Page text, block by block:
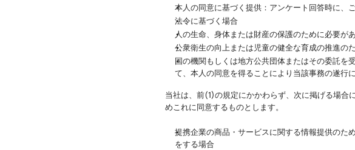
本人の同意に基づく提供：アンケート回答時に、
法令に基づく場合
人の生命、身体または財産の保護のために必要が
公衆衛生の向上または児童の健全な育成の推進の
国の機関もしくは地方公共団体またはその委託を
て、本人の同意を得ることにより当該事務の遂行
当社は、前(1)の規定にかかわらず、次に掲げる場合
めこれに同意するものとします。
提携企業の商品・サービスに関する情報提供のた
をする場合